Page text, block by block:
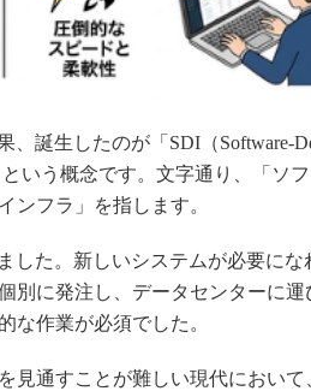
誕生したのが「SDI（Software-
いう概念です。文字通り、「ソ
ンフラ」を指します。
した。新しいシステムが必要にな
に発注し、データセンターに運
な作業が必須でした。
見通すことが難しい現代において